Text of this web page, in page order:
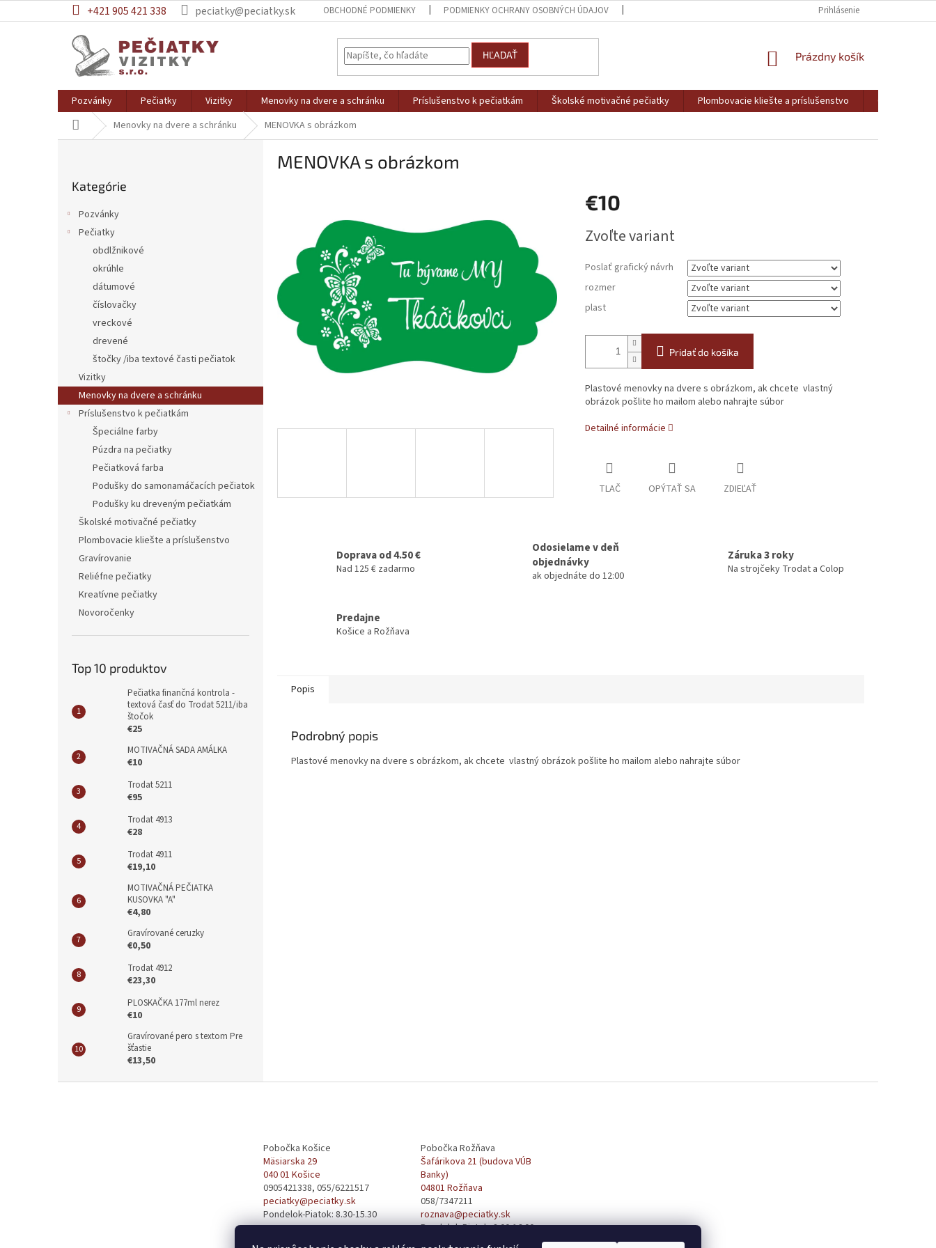
na
+421 905 421 338 peciatky@peciatky.sk OBCHODNÉ PODMIENKY PODMIENKY OCHRANY OSOBNÝCH ÚDAJOV MOJA OBJEDNÁVKA
Prihlásenie
HĽADAŤ
NÁKUPNÝ
Prázdny košík
Pozvánky Pečiatky Vizitky Menovky na dvere a schránku Príslušenstvo k pečiatkám Školské motivačné pečiatky Plombovacie kliešte a príslušenstvo
Gravírovanie
DomovMenovky na dvere a schránku MENOVKA s obrázkom
kategórie
Kategórie
Pozvánky
Pečiatky
obdlžnikové
okrúhle
dátumové
číslovačky
vreckové
drevené
štočky /iba textové časti pečiatok
Vizitky
Menovky na dvere a schránku
Príslušenstvo k pečiatkám
Špeciálne farby
Púzdra na pečiatky
Pečiatková farba
Podušky do samonamáčacích pečiatok
Podušky ku dreveným pečiatkám
Školské motivačné pečiatky
Plombovacie kliešte a príslušenstvo
Gravírovanie
Reliéfne pečiatky
Kreatívne pečiatky
Novoročenky
Top 10 produktov
Pečiatka finančná kontrola -
textová časť do Trodat 5211/iba
štočok
€25
MOTIVAČNÁ SADA AMÁLKA
€10
Trodat 5211
€95
Trodat 4913
€28
Trodat 4911
€19,10
MOTIVAČNÁ PEČIATKA
KUSOVKA "A"
€4,80
Gravírované ceruzky
€0,50
Trodat 4912
€23,30
PLOSKAČKA 177ml nerez
€10
Gravírované pero s textom Pre
šťastie
€13,50
MENOVKA s obrázkom
€10
cena:
Zvoľte variant
Poslať grafický návrh
rozmer
plast
Pridať do košíka
Plastové menovky na dvere s obrázkom, ak chcete vlastný
obrázok pošlite ho mailom alebo nahrajte súbor
Detailné informácie
TLAČ OPÝTAŤ SA ZDIEĽAŤ
Doprava od 4.50 €
Nad 125 € zadarmo
Odosielame v deň
objednávky
ak objednáte do 12:00
Záruka 3 roky
Na strojčeky Trodat a Colop
Predajne
Košice a Rožňava
Popis
Podrobný popis
Plastové menovky na dvere s obrázkom, ak chcete vlastný obrázok pošlite ho mailom alebo nahrajte súbor
Pobočka Košice
Mäsiarska 29
040 01 Košice
0905421338, 055/6221517
peciatky@peciatky.sk
Pondelok-Piatok: 8.30-15.30
Pobočka Rožňava
Šafárikova 21 (budova VÚB
Banky)
04801 Rožňava
058/7347211
roznava@peciatky.sk
Pondelok-Piatok: 8:00-16:00
obedňajšia prestávka od 12:00